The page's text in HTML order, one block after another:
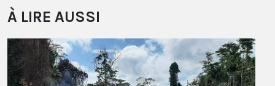
À LIRE AUSSI